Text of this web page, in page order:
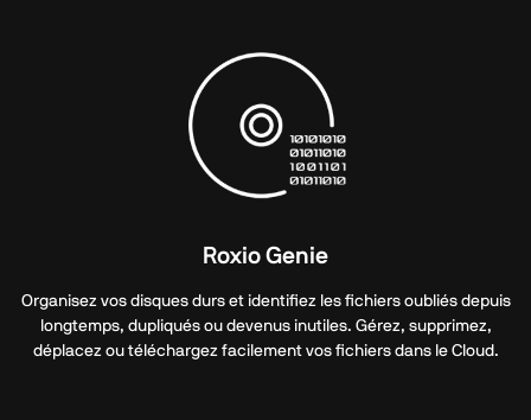
Roxio Genie
Organisez vos disques durs et identifiez les fichiers oubliés depuis
longtemps, dupliqués ou devenus inutiles. Gérez, supprimez,
déplacez ou téléchargez facilement vos fichiers dans le Cloud.